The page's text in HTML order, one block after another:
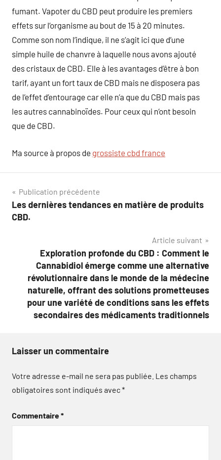
fumant. Vapoter du CBD peut produire les premiers
effets sur l’organisme au bout de 15 à 20 minutes.
Comme son nom l’indique, il ne s’agit ici que d’une
simple huile de chanvre à laquelle nous avons ajouté
des cristaux de CBD. Elle à les avantages d’être à bon
tarif, ayant un fort taux de CBD mais ne disposera pas
de l’effet d’entourage car elle n’a que du CBD mais pas
les autres cannabinoïdes. Pour ceux qui n’ont besoin
que de CBD.
Ma source à propos de grossiste cbd france
Navigation
de
Publication précédente
Les dernières tendances en matière de produits
CBD.
Article suivant
Exploration profonde du CBD : Comment le
Cannabidiol émerge comme une alternative
révolutionnaire dans le monde de la médecine
naturelle, offrant des solutions prometteuses
pour une variété de conditions sans les effets
secondaires des médicaments traditionnels
Laisser un commentaire
Votre adresse e-mail ne sera pas publiée. Les champs
obligatoires sont indiqués avec*
Commentaire*